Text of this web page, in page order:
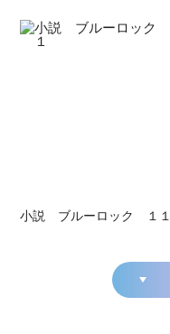
小説 ブルーロック １１